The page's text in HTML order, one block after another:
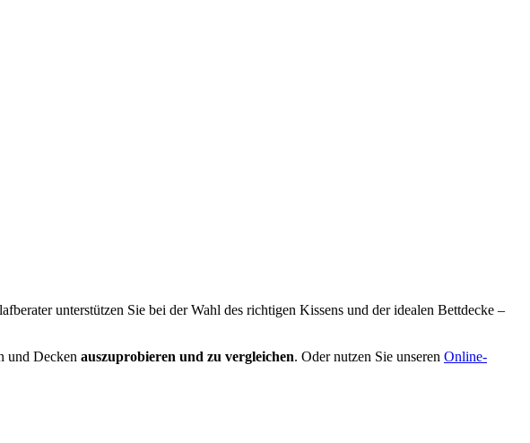
unterstützen Sie bei der Wahl des richtigen Kissens und der idealen Bettdecke –
und Decken auszuprobieren und zu vergleichen. Oder nutzen Sie unseren Online-